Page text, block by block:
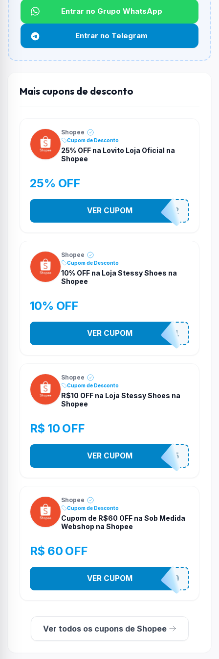
Funciona em qualquer produto?
Não necessariamente. Depende de itens participantes
e alguns vendedores ou produtos especificos podem
não aceitar cupons.
Entrar no Grupo WhatsApp
Entrar no Telegram
Mais cupons de desconto
Shopee
Cupom de Desconto
25% OFF na Lovito Loja Oficial na
Shopee
25% OFF
141525852
VER CUPOM
Shopee
Cupom de Desconto
10% OFF na Loja Stessy Shoes na
Shopee
10% OFF
STES2541
VER CUPOM
Shopee
Cupom de Desconto
R$10 OFF na Loja Stessy Shoes na
Shopee
R$ 10 OFF
STES2525
VER CUPOM
Shopee
Cupom de Desconto
Cupom de R$60 OFF na Sob Medida
Webshop na Shopee
R$ 60 OFF
SOBM60400
VER CUPOM
Ver todos os cupons de Shopee